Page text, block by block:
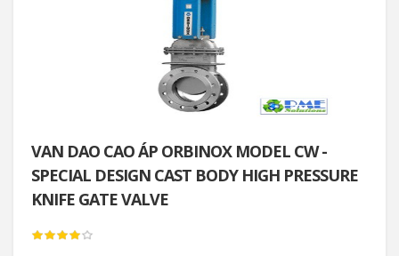
VAN DAO CAO ÁP ORBINOX MODEL CW -
SPECIAL DESIGN CAST BODY HIGH PRESSURE
KNIFE GATE VALVE